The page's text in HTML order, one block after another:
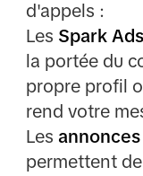
d'appels :
Les Spark Ads
la portée du
propre profil
rend votre
Les
permettent